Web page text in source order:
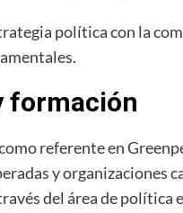
política con la
formación
referente en
y organizaciones
del área de política